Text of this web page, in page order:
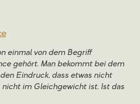
einmal von dem Begriff
gehört. Man bekommt bei dem
Eindruck, dass etwas nicht
im Gleichgewicht ist. Ist das